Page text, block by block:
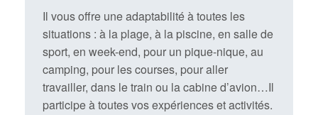
Il vous offre une adaptabilité à toutes les
situations : à la plage, à la piscine, en salle de
sport, en week-end, pour un pique-nique, au
camping, pour les courses, pour aller
travailler, dans le train ou la cabine d’avion…Il
participe à toutes vos expériences et activités.